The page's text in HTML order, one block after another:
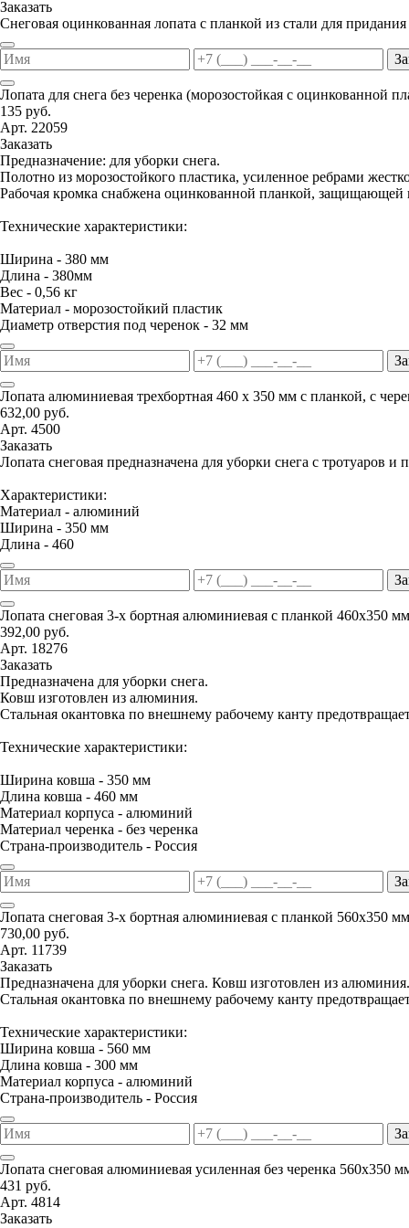
Заказать
Снеговая оцинкованная лопата с планкой из стали для
Лопата для снега без черенка (морозостойкая с оцинкованной
135 руб.
Арт. 22059
Заказать
Предназначение: для уборки снега.
Полотно из морозостойкого пластика, усиленное ребрами
Рабочая кромка снабжена оцинкованной планкой,
Технические характеристики:
Ширина - 380 мм
Длина - 380мм
Вес - 0,56 кг
Материал - морозостойкий пластик
Диаметр отверстия под черенок - 32 мм
Лопата алюминиевая трехбортная 460 х 350 мм с планкой, с
632,00 руб.
Арт. 4500
Заказать
Лопата снеговая предназначена для уборки снега с тротуаров
Характеристики:
Материал - алюминий
Ширина - 350 мм
Длина - 460
Лопата снеговая 3-х бортная алюминиевая с планкой 460х350 мм
392,00 руб.
Арт. 18276
Заказать
Предназначена для уборки снега.
Ковш изготовлен из алюминия.
Стальная окантовка по внешнему рабочему канту
Технические характеристики:
Ширина ковша - 350 мм
Длина ковша - 460 мм
Материал корпуса - алюминий
Материал черенка - без черенка
Страна-производитель - Россия
Лопата снеговая 3-х бортная алюминиевая с планкой 560х350 мм
730,00 руб.
Арт. 11739
Заказать
Предназначена для уборки снега. Ковш изготовлен из алюминия.
Стальная окантовка по внешнему рабочему канту
Технические характеристики:
Ширина ковша - 560 мм
Длина ковша - 300 мм
Материал корпуса - алюминий
Страна-производитель - Россия
Лопата снеговая алюминиевая усиленная без черенка 560х350
431 руб.
Арт. 4814
Заказать